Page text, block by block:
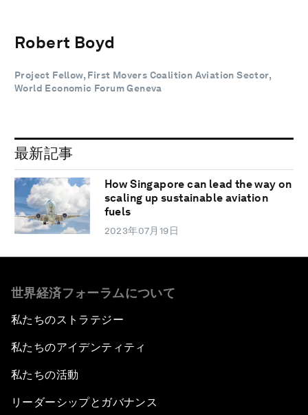
Robert Boyd
Project Fellow, First Movers Coalition Aviation Sector,
World Economic Forum Geneva
最新記事
How Singapore can lead the way on
scaling up sustainable aviation
fuels
2023年07月19日
世界経済フォーラムについて
私たちのストラテジー
私たちのアイデンティティ
私たちの活動
リーダーシップとガバナンス